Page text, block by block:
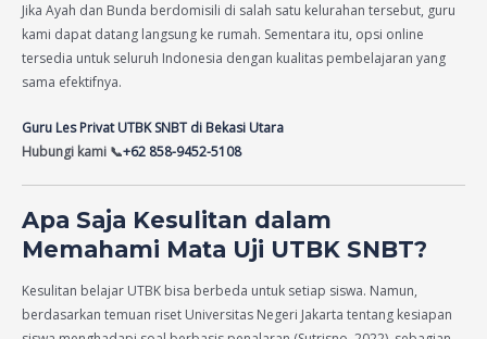
Jika Ayah dan Bunda berdomisili di salah satu kelurahan tersebut, guru
kami dapat datang langsung ke rumah. Sementara itu, opsi online
tersedia untuk seluruh Indonesia dengan kualitas pembelajaran yang
sama efektifnya.
Guru Les Privat UTBK SNBT di Bekasi Utara
Hubungi kami 📞+62 858-9452-5108
Apa Saja Kesulitan dalam
Memahami Mata Uji UTBK SNBT?
Kesulitan belajar UTBK bisa berbeda untuk setiap siswa. Namun,
berdasarkan temuan riset Universitas Negeri Jakarta tentang kesiapan